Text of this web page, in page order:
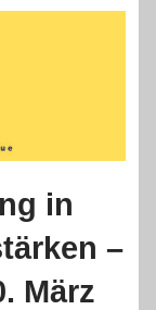
in
–
März